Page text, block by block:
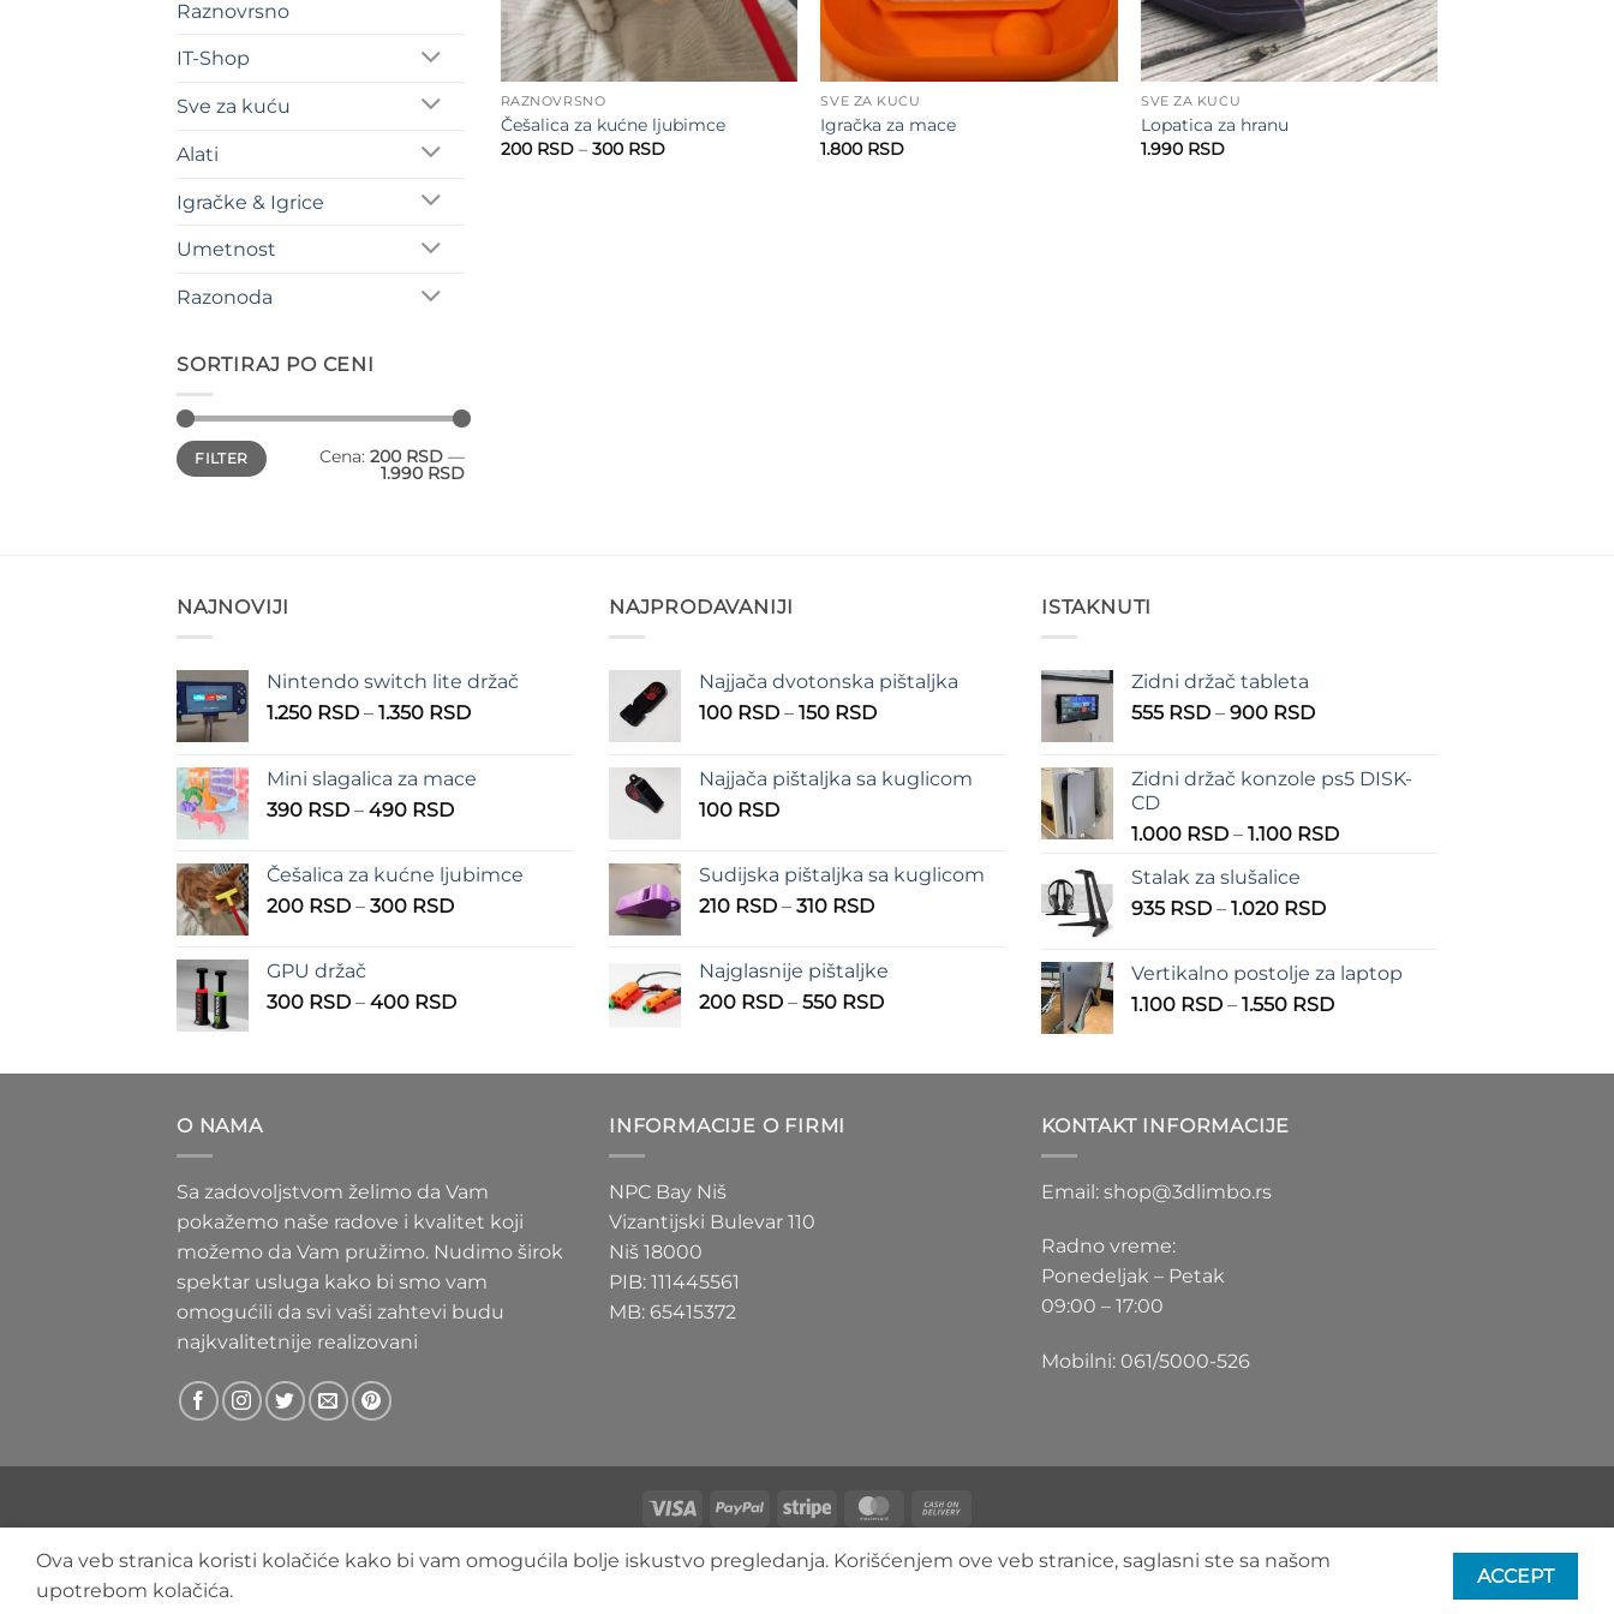
Raznovrsno
IT-Shop
Sve za kuću
Alati
Igračke & Igrice
Umetnost
Razonoda
SORTIRAJ PO CENI
Minimalna
cena
Maksimalna
cenaFILTER Cena: 200 RSD —
1.990 RSD
RAZNOVRSNO
Češalica za kućne ljubimce
200 RSD – 300 RSDRaspon
SVE ZA KUĆU
Igračka za mace
1.800 RSD
SVE ZA KUĆU
Lopatica za hranu
1.990 RSD
NAJNOVIJI
Nintendo switch lite držač
1.250 RSD – 1.350 RSDRaspon
1.250 RSD
Mini slagalica za mace
390 RSD – 490 RSDRaspon
390 RSD
do
Češalica za kućne ljubimce
200 RSD – 300 RSDRaspon
do
GPU držač
300 RSD – 400 RSDRaspon
300 RSD
NAJPRODAVANIJI
Najjača dvotonska pištaljka
100 RSD – 150 RSDRaspon
100 RSD
Najjača pištaljka sa kuglicom
100 RSD
Sudijska pištaljka sa kuglicom
210 RSD – 310 RSDRaspon
210 RSD
do
Najglasnije pištaljke
200 RSD – 550 RSDRaspon
200 RSD
ISTAKNUTI
Zidni držač tableta
555 RSD – 900 RSDRaspon
555 RSD
900 RSD
Zidni držač konzole ps5 DISK-
CD
1.000 RSD – 1.100 RSDRaspon
Stalak za slušalice
935 RSD – 1.020 RSDRaspon
935 RSD
do
Vertikalno postolje za laptop
1.100 RSD – 1.550 RSDRaspon
1.100 RSD
O NAMA
Sa zadovoljstvom želimo da Vam
pokažemo naše radove i kvalitet koji
možemo da Vam pružimo. Nudimo širok
spektar usluga kako bi smo vam
omogućili da svi vaši zahtevi budu
najkvalitetnije realizovani
INFORMACIJE O FIRMI
NPC Bay Niš
Vizantijski Bulevar 110
Niš 18000
PIB: 111445561
MB: 65415372
KONTAKT INFORMACIJE
Email: shop@3dlimbo.rs
Radno vreme:
Ponedeljak – Petak
09:00 – 17:00
Mobilni: 061/5000-526
Visa PayPal Stripe MasterCard
On
Delivery
O NAMA BLOG FAQ KONTAKT
Ova veb stranica koristi kolačiće kako bi vam omogućila bolje iskustvo pregledanja. Korišćenjem ove veb stranice, saglasni ste sa našom
upotrebom kolačića.
ACCEPT